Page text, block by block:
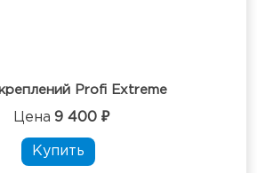
Profi Extreme
Цена 9 400 ₽
Купить